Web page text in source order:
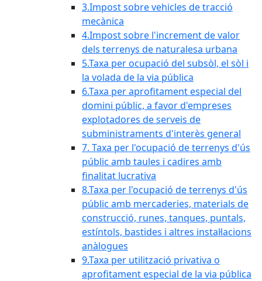
3.Impost sobre vehicles de tracció
mecànica
4.Impost sobre l'increment de valor
dels terrenys de naturalesa urbana
5.Taxa per ocupació del subsòl, el sòl i
la volada de la via pública
6.Taxa per aprofitament especial del
domini públic, a favor d'empreses
explotadores de serveis de
subministraments d'interès general
7. Taxa per l'ocupació de terrenys d'ús
públic amb taules i cadires amb
finalitat lucrativa
8.Taxa per l'ocupació de terrenys d'ús
públic amb mercaderies, materials de
construcció, runes, tanques, puntals,
estíntols, bastides i altres instal·lacions
anàlogues
9.Taxa per utilització privativa o
aprofitament especial de la via pública